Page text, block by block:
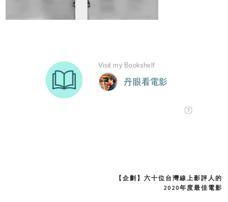
【企劃】六十位台灣線上影評人的
2020年度最佳電影